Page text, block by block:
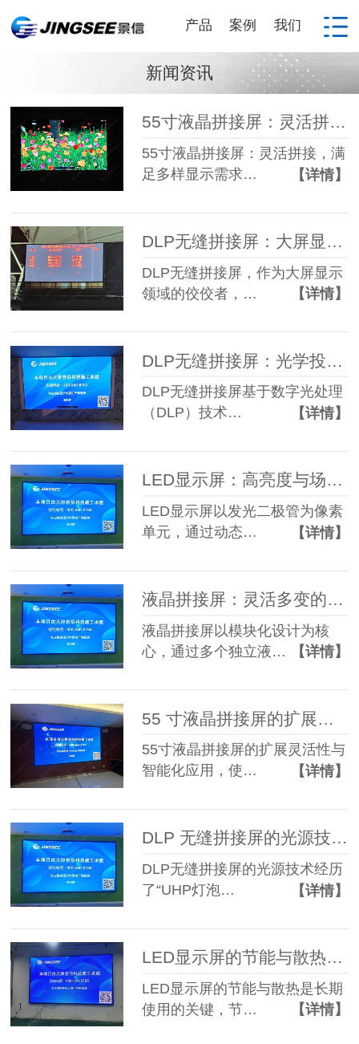
产品 案例 我们
新闻资讯
55寸液晶拼接屏：灵活拼接，满足多样显示需求
55寸液晶拼接屏：灵活拼接，满
足多样显示需求…
【详情】
DLP无缝拼接屏：大屏显示之选
DLP无缝拼接屏，作为大屏显示
领域的佼佼者，…
【详情】
DLP无缝拼接屏基于数字光处理
（DLP）技术…
【详情】
LED显示屏：高亮度与场景适应性的结合
LED显示屏以发光二极管为像素
单元，通过动态…
【详情】
液晶拼接屏：灵活多变的显示解决方案！
液晶拼接屏以模块化设计为核
心，通过多个独立液…
【详情】
55 寸液晶拼接屏的扩展与智能化应用
55寸液晶拼接屏的扩展灵活性与
智能化应用，使…
【详情】
DLP 无缝拼接屏的光源技术升级
DLP无缝拼接屏的光源技术经历
了“UHP灯泡…
【详情】
LED显示屏的节能与散热设计
LED显示屏的节能与散热是长期
使用的关键，节…
【详情】